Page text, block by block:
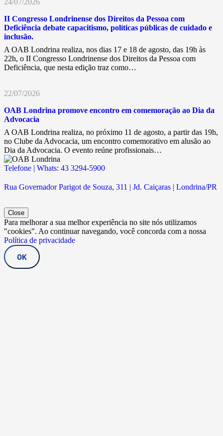
24/07/2026
II Congresso Londrinense dos Direitos da Pessoa com
Deficiência debate capacitismo, políticas públicas de cuidado e
inclusão.
A OAB Londrina realiza, nos dias 17 e 18 de agosto, das 19h às
22h, o II Congresso Londrinense dos Direitos da Pessoa com
Deficiência, que nesta edição traz como…
22/07/2026
OAB Londrina promove encontro em comemoração ao Dia da
Advocacia
A OAB Londrina realiza, no próximo 11 de agosto, a partir das 19h,
no Clube da Advocacia, um encontro comemorativo em alusão ao
Dia da Advocacia. O evento reúne profissionais…
Telefone | Whats: 43 3294-5900
Rua Governador Parigot de Souza, 311 | Jd. Caiçaras | Londrina/PR
Close
Para melhorar a sua melhor experiência no site nós utilizamos
"cookies". Ao continuar navegando, você concorda com a nossa
Política de privacidade
OK